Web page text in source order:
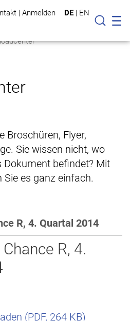
| Anmelden DE | EN
Suche
Broschüren, Flyer,
Sie wissen nicht, wo
befindet? Mit
es ganz einfach.
R, 4. Quartal 2014
R, 4.
(PDF, 264 KB)